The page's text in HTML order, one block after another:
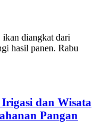
ikan diangkat dari
hasil panen. Rabu
dan Wisata
Pangan